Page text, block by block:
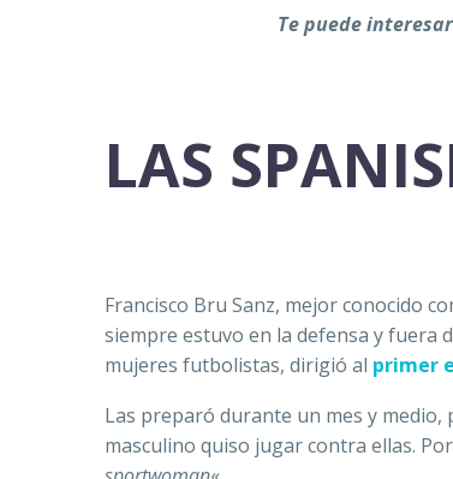
Te puede
LAS
Francisco Bru Sanz, mejor conocido
siempre estuvo en la defensa y fuera
mujeres futbolistas, dirigió al primer
Las preparó durante un mes y
masculino quiso jugar contra ellas.